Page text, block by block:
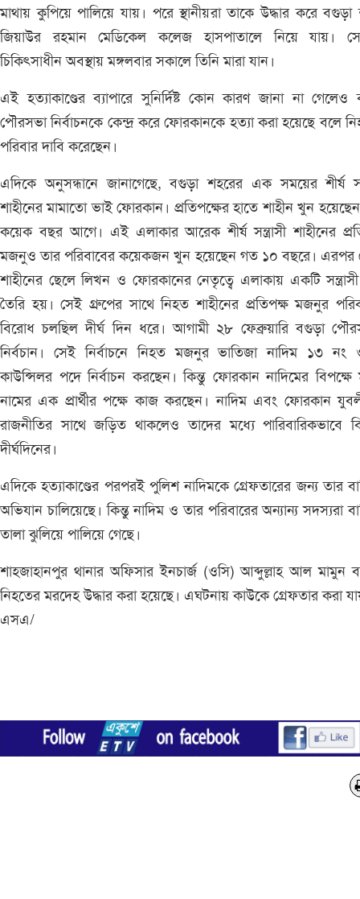
মাথায় কুপিয়ে পালিয়ে যায়। পরে স্থানীয়রা তাকে উদ্ধার করে বগুড়া
জিয়াউর রহমান মেডিকেল কলেজ হাসপাতালে নিয়ে যায়।
চিকিৎসাধীন অবস্থায় মঙ্গলবার সকালে তিনি মারা যান।
এই হত্যাকাণ্ডের ব্যাপারে সুনির্দিষ্ট কোন কারণ জানা না গেলেও
পৌরসভা নির্বাচনকে কেন্দ্র করে ফোরকানকে হত্যা করা হয়েছে বলে
পরিবার দাবি করেছেন।
এদিকে অনুসন্ধানে জানাগেছে, বগুড়া শহরের এক সময়ের শীর্ষ
শাহীনের মামাতো ভাই ফোরকান। প্রতিপক্ষের হাতে শাহীন খুন
কয়েক বছর আগে। এই এলাকার আরেক শীর্ষ সন্ত্রাসী শাহীনের
মজনুও তার পরিবাবের কয়েকজন খুন হয়েছেন গত ১০ বছরে। এরপর
শাহীনের ছেলে লিখন ও ফোরকানের নেতৃত্বে এলাকায় একটি
তৈরি হয়। সেই গ্রুপের সাথে নিহত শাহীনের প্রতিপক্ষ মজনুর
বিরোধ চলছিল দীর্ঘ দিন ধরে। আগামী ২৮ ফেব্রুয়ারি বগুড়া
নির্বচান। সেই নির্বাচনে নিহত মজনুর ভাতিজা নাদিম ১৩ নং
কাউন্সিলর পদে নির্বাচন করছেন। কিন্তু ফোরকান নাদিমের বিপক্ষে
নামের এক প্রার্থীর পক্ষে কাজ করছেন। নাদিম এবং ফোরকান
রাজনীতির সাথে জড়িত থাকলেও তাদের মধ্যে পারিবারিকভাবে
দীর্ঘদিনের।
এদিকে হত্যাকাণ্ডের পরপরই পুলিশ নাদিমকে গ্রেফতারের জন্য তার
অভিযান চালিয়েছে। কিন্তু নাদিম ও তার পরিবারের অন্যান্য সদস্যরা
তালা ঝুলিয়ে পালিয়ে গেছে।
শাহজাহানপুর থানার অফিসার ইনচার্জ (ওসি) আব্দুল্লাহ আল মামুন
নিহতের মরদেহ উদ্ধার করা হয়েছে। এঘটনায় কাউকে গ্রেফতার করা
এসএ/